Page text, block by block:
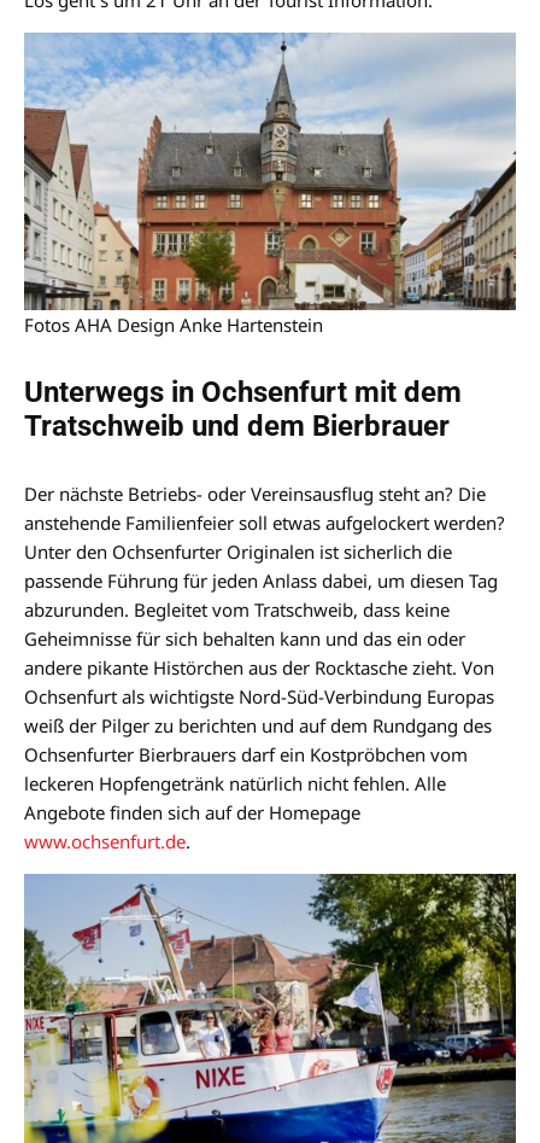
Fotos AHA Design Anke Hartenstein
Unterwegs in Ochsenfurt mit dem
Tratschweib und dem Bierbrauer
Der nächste Betriebs- oder Vereinsausflug steht an? Die
anstehende Familienfeier soll etwas aufgelockert werden?
Unter den Ochsenfurter Originalen ist sicherlich die
passende Führung für jeden Anlass dabei, um diesen Tag
abzurunden. Begleitet vom Tratschweib, dass keine
Geheimnisse für sich behalten kann und das ein oder
andere pikante Histörchen aus der Rocktasche zieht. Von
Ochsenfurt als wichtigste Nord-Süd-Verbindung Europas
weiß der Pilger zu berichten und auf dem Rundgang des
Ochsenfurter Bierbrauers darf ein Kostpröbchen vom
leckeren Hopfengetränk natürlich nicht fehlen. Alle
Angebote finden sich auf der Homepage
www.ochsenfurt.de.